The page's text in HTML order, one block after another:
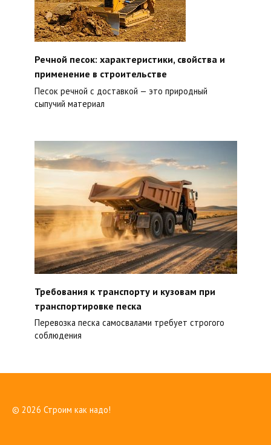
Речной песок: характеристики, свойства и
применение в строительстве
Песок речной с доставкой — это природный
сыпучий материал
Требования к транспорту и кузовам при
транспортировке песка
Перевозка песка самосвалами требует строгого
соблюдения
© 2026 Строим как надо!